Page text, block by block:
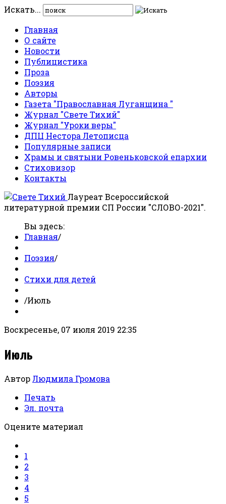
Искать...
Главная
О сайте
Новости
Публицистика
Проза
Поэзия
Авторы
Газета "Православная Луганщина "
Журнал "Свете Тихий"
Журнал "Уроки веры"
ДПЦ Нестора Летописца
Популярные записи
Храмы и святыни Ровеньковской епархии
Стиховизор
Контакты
Лауреат Всероссийской
литературной премии СП России "СЛОВО-2021".
Вы здесь:
Главная/
Поэзия/
Стихи для детей
/Июль
Воскресенье, 07 июля 2019 22:35
Июль
Автор Людмила Громова
Печать
Эл. почта
Оцените материал
1
2
3
4
5